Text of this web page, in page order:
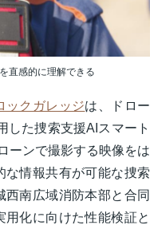
直感的に理解できる
ックガレッジは、ドロー
した捜索支援AIスマート
ーンで撮影する映像をは
な情報共有が可能な捜索
南広域消防本部と合同
化に向けた性能検証と